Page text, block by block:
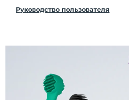
Гибридная насадка служит в
требуется замена всего 1 раз в
3 режима чистки: Deep Clean,
Технология Sonic Pulse
пульсаций в минуту для
очищения всей полости рта.
Кабель для зарядки USB
Инструкция пользователя
Руководство пользователя